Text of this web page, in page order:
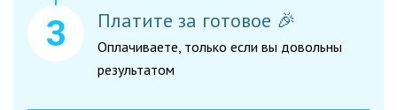
Платите за готовое 🎉
Оплачиваете, только если вы довольны
результатом